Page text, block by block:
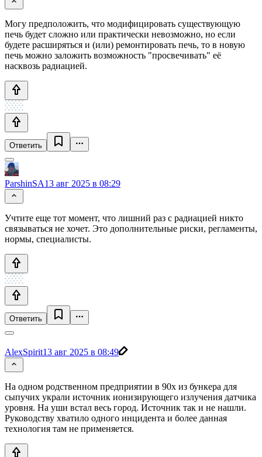
Могу предположить, что модифицировать существующую
печь будет сложно или практически невозможно, но если
будете расширяться и (или) ремонтировать печь, то в новую
печь можно заложить возможность "просвечивать" её
насквозь радиацией.
Ответить
ParshinSA13 авг 2025 в 08:29
Учтите еще тот момент, что лишний раз с радиацией никто
связываться не хочет. Это дополнительные риски, регламенты,
нормы, специалисты.
Ответить
AlexSpirit13 авг 2025 в 08:49
На одном родственном предприятии в 90х из бункера для
сыпучих украли источник ионизирующего излучения датчика
уровня. На уши встал весь город. Источник так и не нашли.
Руководству хватило одного инцидента и более данная
технология там не применяется.